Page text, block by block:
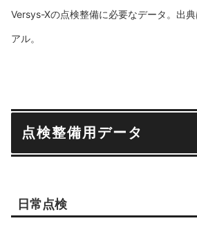
Versys-Xの点検整備に必要なデータ。出
アル。
点検整備用データ
日常点検